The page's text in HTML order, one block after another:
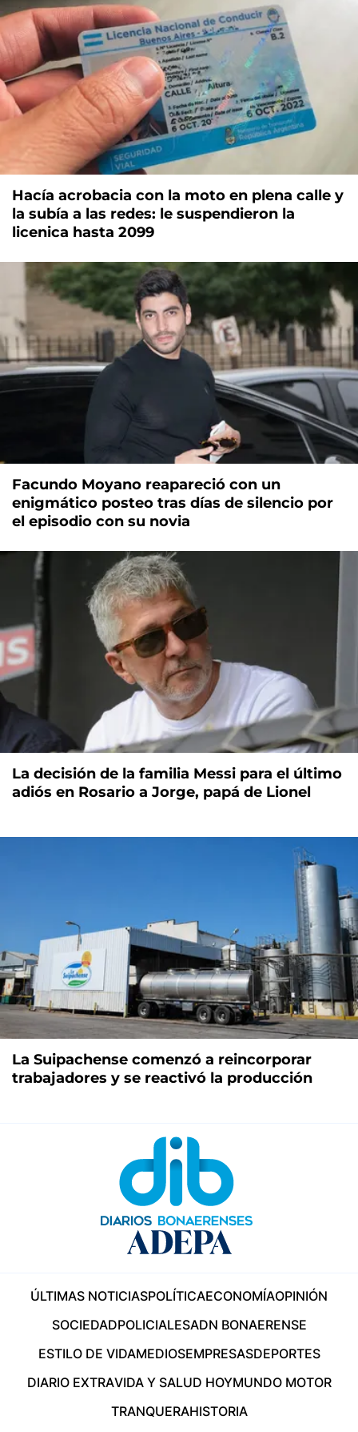
Hacía acrobacia con la moto en plena calle y
la subía a las redes: le suspendieron la
licenica hasta 2099
Facundo Moyano reapareció con un
enigmático posteo tras días de silencio por
el episodio con su novia
La decisión de la familia Messi para el último
adiós en Rosario a Jorge, papá de Lionel
La Suipachense comenzó a reincorporar
trabajadores y se reactivó la producción
ÚLTIMAS NOTICIASPOLÍTICAECONOMÍAOPINIÓN
SOCIEDADPOLICIALESADN BONAERENSE
ESTILO DE VIDAMEDIOSEMPRESASDEPORTES
DIARIO EXTRAVIDA Y SALUD HOYMUNDO MOTOR
TRANQUERAHISTORIA